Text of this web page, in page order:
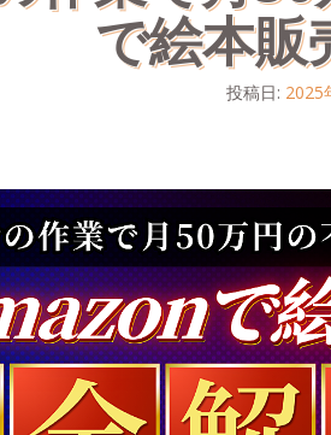
で絵本販
投稿日: 2025